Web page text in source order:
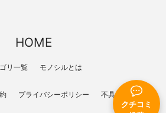
クチコミ
HOME
リ一覧 モノシルとは
プライバシーポリシー 不具合報告